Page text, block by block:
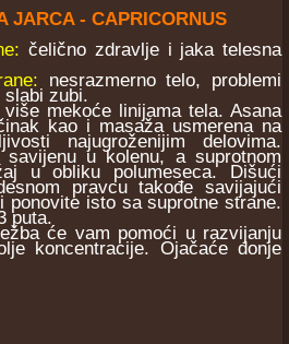
JARCA - CAPRICORNUS
čelično zdravlje i jaka telesna
nesrazmerno telo, problemi
zubi.
mekoće linijama tela. Asana
kao i masaža usmerena na
najugroženijim delovima.
u kolenu, a suprotnom
u obliku polumeseca. Dišući
pravcu takođe savijajući
ponovite isto sa suprotne strane.
puta.
će vam pomoći u razvijanju
koncentracije. Ojačaće donje